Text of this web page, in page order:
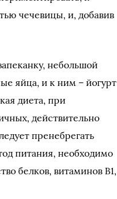
чечевицы, и, добавив
небольшой
яйца, и к ним – йогурт
диета, при
действительно
пренебрегать
питания, необходимо
белков, витаминов В1,